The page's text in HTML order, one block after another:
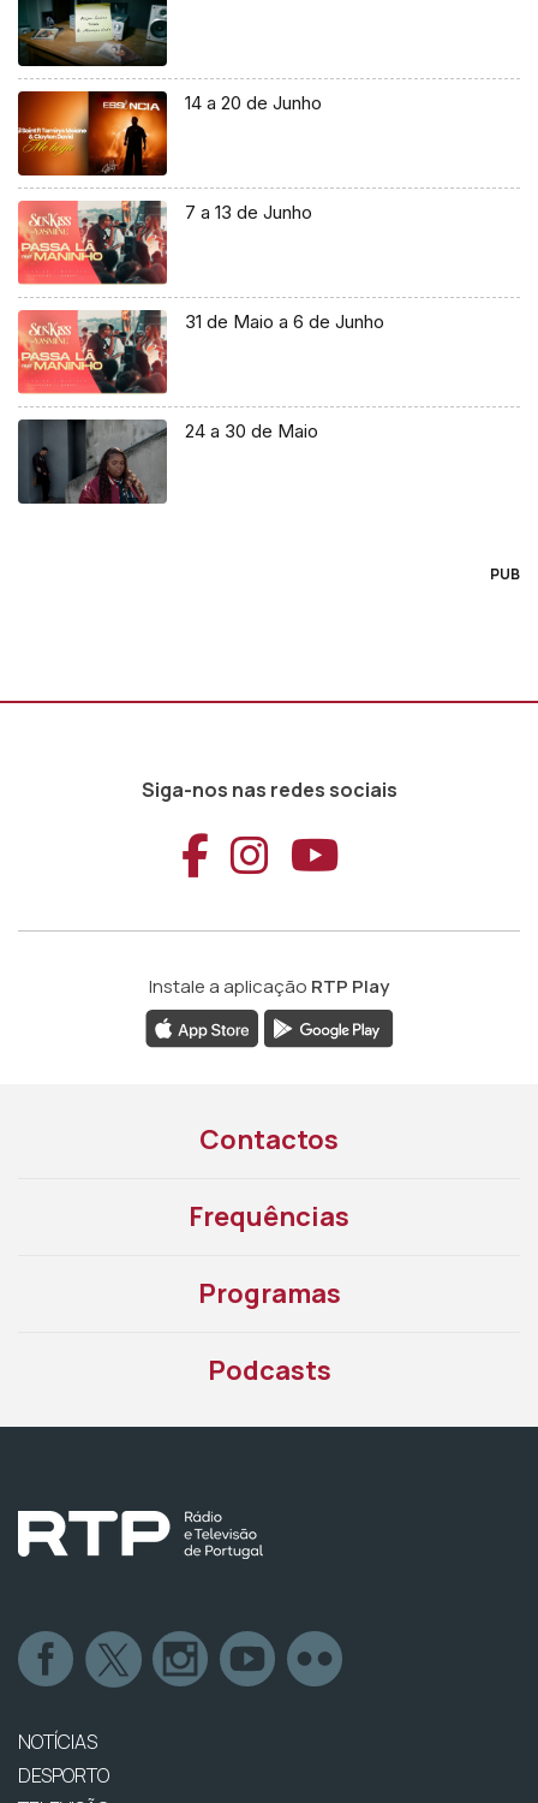
14 a 20 de Junho
7 a 13 de Junho
31 de Maio a 6 de Junho
24 a 30 de Maio
PUB
Siga-nos nas redes sociais
Aceder ao
Aceder ao
Aceder
Instale a aplicação RTP Play
Contactos
Frequências
Programas
Podcasts
NOTÍCIAS
DESPORTO